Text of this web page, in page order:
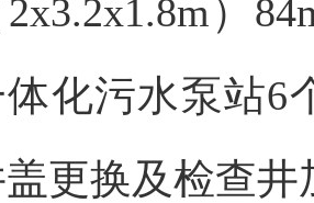
2x3.2x1.8m ）
化污水泵站6
更换及检查